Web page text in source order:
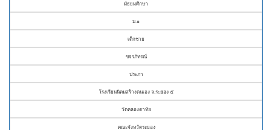
มัธยมศึกษา
ม.๑
เด็กชาย
ขจรภัทรณ์
ประภา
โรงเรียนนิคมสร้างตนเอง จ.ระยอง ๕
วัดคลองตาทัย
คณะจังหวัดระยอง